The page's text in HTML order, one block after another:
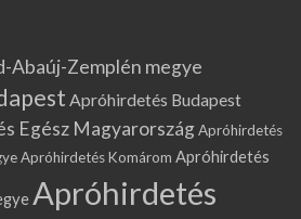
Abaúj-Zemplén megye
Apróhirdetés Budapest
Egész MagyarországApróhirdetés
Apróhirdetés Komárom Apróhirdetés
Apróhirdetés